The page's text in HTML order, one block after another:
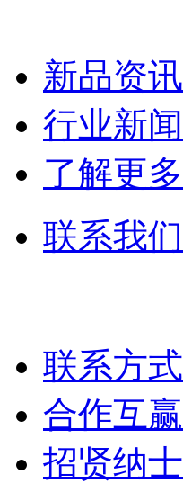
新品资讯
行业新闻
了解更多
联系我们
联系方式
合作互赢
招贤纳士